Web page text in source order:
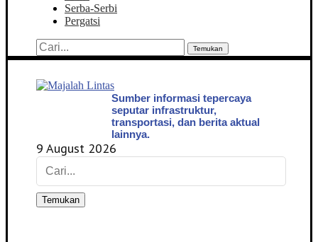
Serba-Serbi
Pergatsi
Temukan
Sumber informasi tepercaya
seputar infrastruktur,
transportasi, dan berita aktual
lainnya.
9 August 2026
Temukan